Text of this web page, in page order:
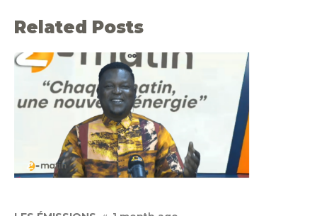
Related Posts